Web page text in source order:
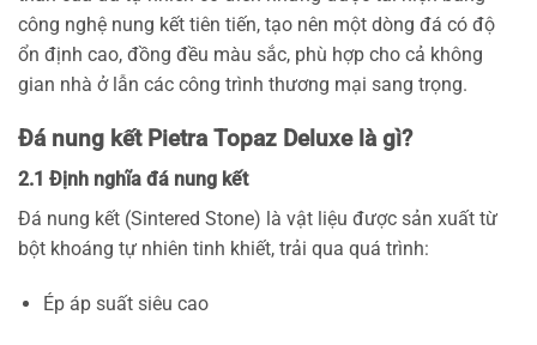
công nghệ nung kết tiên tiến, tạo nên một dòng đá có độ
ổn định cao, đồng đều màu sắc, phù hợp cho cả không
gian nhà ở lẫn các công trình thương mại sang trọng.
Đá nung kết Pietra Topaz Deluxe là gì?
2.1 Định nghĩa đá nung kết
Đá nung kết (Sintered Stone) là vật liệu được sản xuất từ
bột khoáng tự nhiên tinh khiết, trải qua quá trình:
Ép áp suất siêu cao